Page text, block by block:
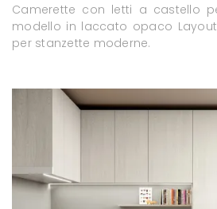
Camerette con letti a castello
modello in laccato opaco Layout
per stanzette moderne.